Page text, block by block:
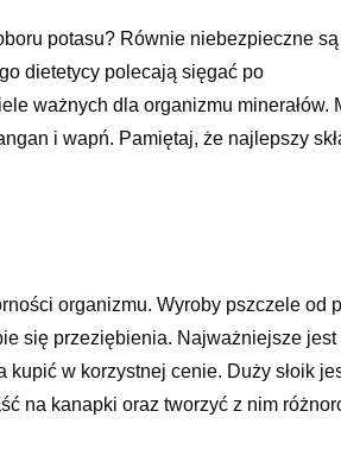
potasu? Równie niebezpieczne
dietetycy polecają sięgać po
ważnych dla organizmu minerałów.
i wapń. Pamiętaj, że najlepszy
organizmu. Wyroby pszczele od
się przeziębienia. Najważniejsze jest
w korzystnej cenie. Duży słoik
na kanapki oraz tworzyć z nim